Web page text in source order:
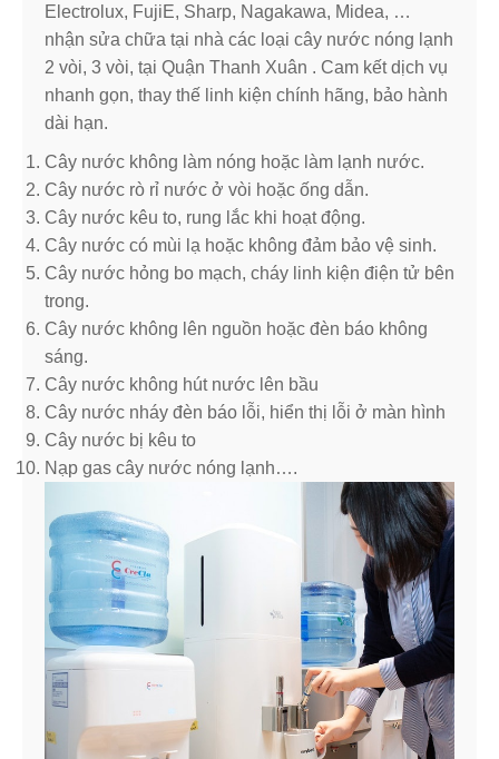
Electrolux, FujiE, Sharp, Nagakawa, Midea, …
nhận sửa chữa tại nhà các loại cây nước nóng lạnh
2 vòi, 3 vòi, tại Quận Thanh Xuân . Cam kết dịch vụ
nhanh gọn, thay thế linh kiện chính hãng, bảo hành
dài hạn.
Cây nước không làm nóng hoặc làm lạnh nước.
Cây nước rò rỉ nước ở vòi hoặc ống dẫn.
Cây nước kêu to, rung lắc khi hoạt động.
Cây nước có mùi lạ hoặc không đảm bảo vệ sinh.
Cây nước hỏng bo mạch, cháy linh kiện điện tử bên
trong.
Cây nước không lên nguồn hoặc đèn báo không
sáng.
Cây nước không hút nước lên bầu
Cây nước nháy đèn báo lỗi, hiển thị lỗi ở màn hình
Cây nước bị kêu to
Nạp gas cây nước nóng lạnh….